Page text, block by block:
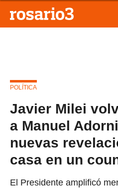
POLÍTICA
Javier Milei
a Manuel
nuevas
casa en un
El Presidente amplificó